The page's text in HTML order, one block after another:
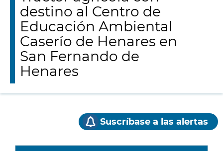
destino al Centro de
Educación Ambiental
Caserío de Henares en
San Fernando de
Henares
Suscríbase a las alertas